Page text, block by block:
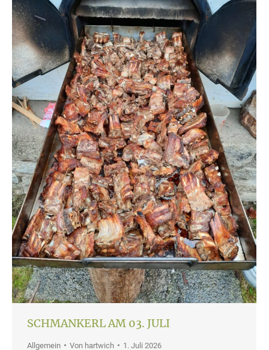
SCHMANKERL AM 03. JULI
Allgemein Von hartwich 1. Juli 2026